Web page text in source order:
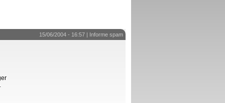
15/06/2004 - 16:57 | Informe spam